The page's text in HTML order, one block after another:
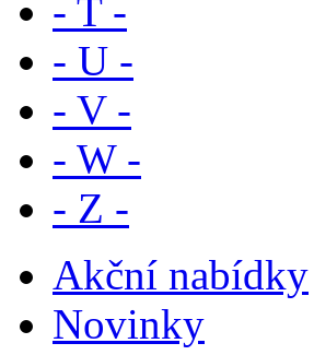
- T -
- U -
- V -
- W -
- Z -
Akční nabídky
Novinky